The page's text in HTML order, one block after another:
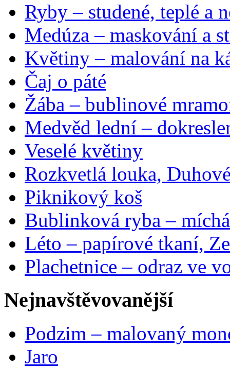
Ryby – studené, teplé a
Medúza – maskování a
Květiny – malování na
Čaj o páté
Žába – bublinové
Medvěd lední –
Veselé květiny
Rozkvetlá louka,
Piknikový koš
Bublinková ryba –
Léto – papírové tkaní,
Plachetnice – odraz ve
Nejnavštěvovanější
Podzim – malovaný
Jaro